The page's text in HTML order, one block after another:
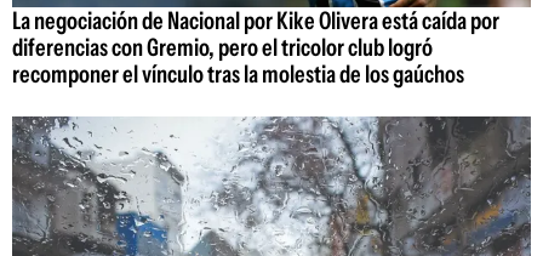
La negociación de Nacional por Kike Olivera está caída por
diferencias con Gremio, pero el tricolor club logró
recomponer el vínculo tras la molestia de los gaúchos